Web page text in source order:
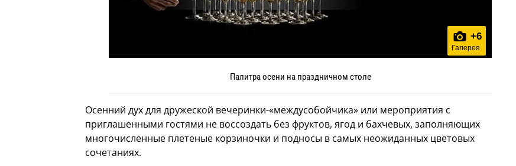
+6
Галерея
Палитра осени на праздничном столе
Осенний дух для дружеской вечеринки-«междусобойчика» или мероприятия с
приглашенными гостями не воссоздать без фруктов, ягод и бахчевых, заполняющих
многочисленные плетеные корзиночки и подносы в самых неожиданных цветовых
сочетаниях.